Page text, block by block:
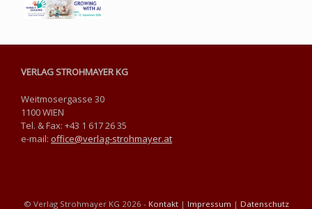
VERLAG STROHMAYER KG
Weitmosergasse 30
1100 WIEN
Tel. & Fax: +43 1 617 26 35
e-mail: office@verlag-strohmayer.at
© Verlag Strohmayer KG 2026 - Kontakt| Impressum | Datenschutz